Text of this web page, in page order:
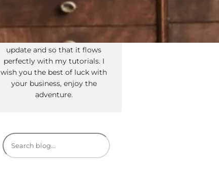
Hello, my name is Tyler Moore
and with the help of many
people I made this template. I
made it so it is super easy to
update and so that it flows
perfectly with my tutorials. I
wish you the best of luck with
your business, enjoy the
adventure.
R
e